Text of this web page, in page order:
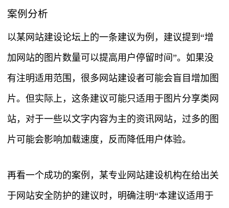
案例分析
以某网站建设论坛上的一条建议为例，建议提到“增
加网站的图片数量可以提高用户停留时间”。如果没
有注明适用范围，很多网站建设者可能会盲目增加图
片。但实际上，这条建议可能只适用于图片分享类网
站，对于一些以文字内容为主的资讯网站，过多的图
片可能会影响加载速度，反而降低用户体验。
再看一个成功的案例，某专业网站建设机构在给出关
于网站安全防护的建议时，明确注明“本建议适用于